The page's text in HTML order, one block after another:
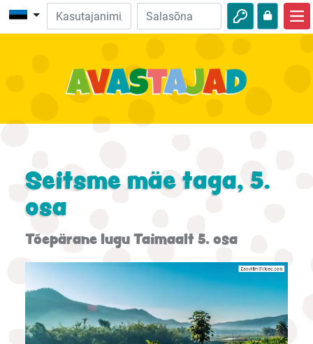
Piibliseiklused
Seiklused
Seitsme mäe taga, 5.
osa
Tõepärane lugu Taimaalt 5. osa